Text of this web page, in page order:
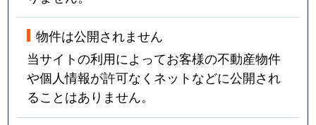
物件は公開されません
当サイトの利用によってお客様の不動産物件
や個人情報が許可なくネットなどに公開され
ることはありません。